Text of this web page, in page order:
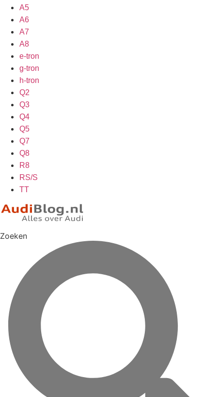
A5
A6
A7
A8
e-tron
g-tron
h-tron
Q2
Q3
Q4
Q5
Q7
Q8
R8
RS/S
TT
Zoeken